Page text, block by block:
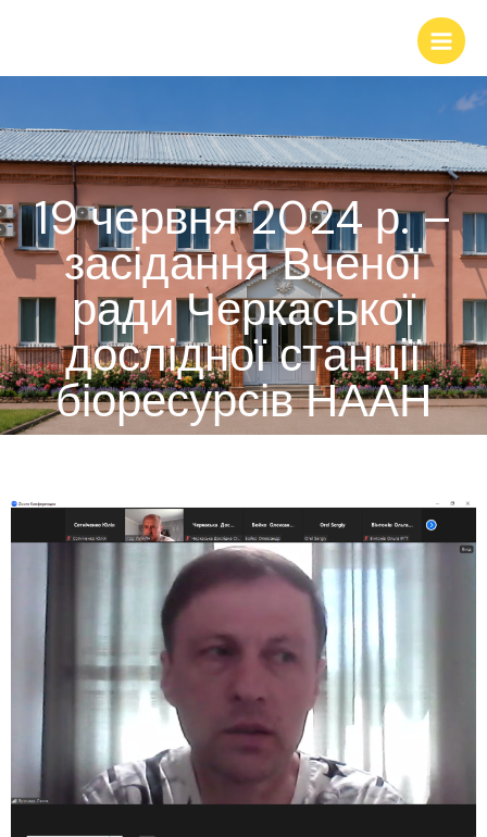
19 червня 2024 р. –
засідання Вченої
ради Черкаської
дослідної станції
біоресурсів НААН